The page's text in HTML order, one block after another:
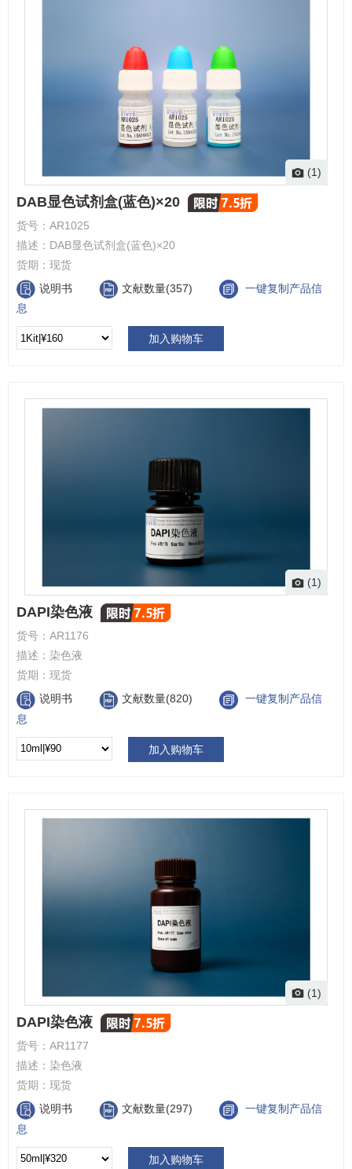
(1)
DAB显色试剂盒(蓝色)×20
货号： AR1025
描述： DAB显色试剂盒(蓝色)×20
货期： 现货
说明书
文献数量(357)
一键复制产品信
息
加入购物车
(1)
DAPI染色液
货号： AR1176
描述： 染色液
货期： 现货
说明书
文献数量(820)
一键复制产品信
息
加入购物车
(1)
DAPI染色液
货号： AR1177
描述： 染色液
货期： 现货
说明书
文献数量(297)
一键复制产品信
息
加入购物车